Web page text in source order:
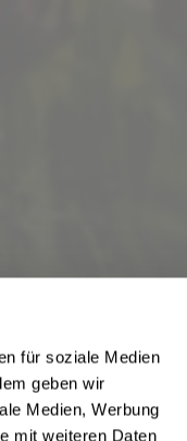
für soziale Medien
geben wir
Medien, Werbung
mit weiteren Daten